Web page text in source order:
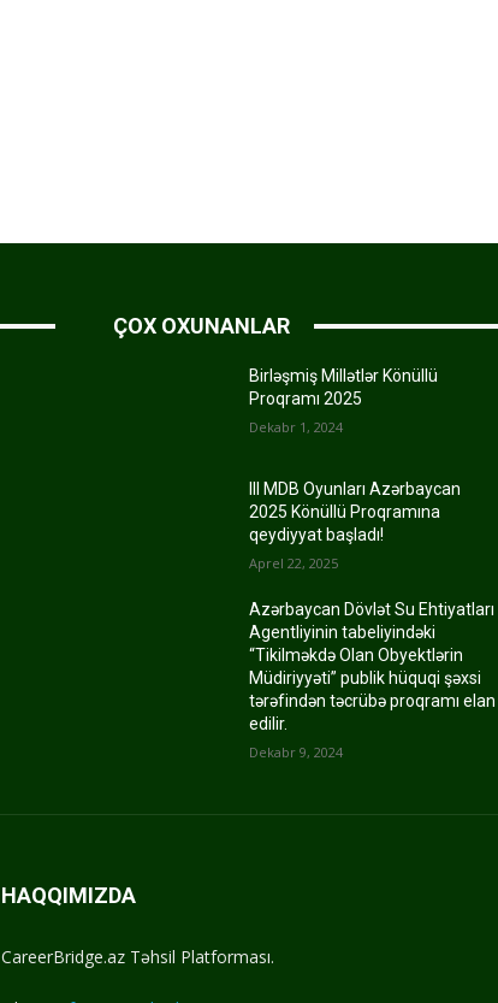
ÇOX OXUNANLAR
Birləşmiş Millətlər Könüllü
Proqramı 2025
Dekabr 1, 2024
III MDB Oyunları Azərbaycan
2025 Könüllü Proqramına
qeydiyyat başladı!
Aprel 22, 2025
Azərbaycan Dövlət Su Ehtiyatları
Agentliyinin tabeliyindəki
“Tikilməkdə Olan Obyektlərin
Müdiriyyəti” publik hüquqi şəxsi
tərəfindən təcrübə proqramı elan
edilir.
Dekabr 9, 2024
HAQQIMIZDA
CareerBridge.az Təhsil Platforması.